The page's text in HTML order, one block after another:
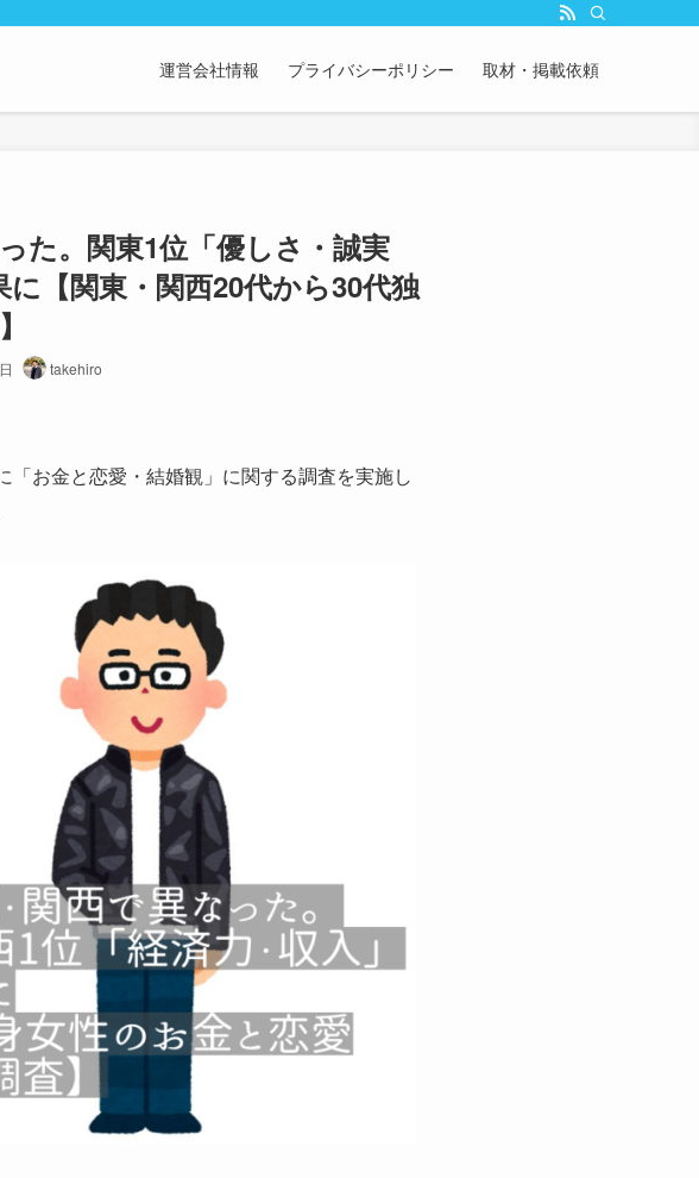
運営会社情報 プライバシーポリシー 取材・掲載依頼
た。関東1位「優しさ・誠実
【関東・関西20代から30代独
takehiro
お金と恋愛・結婚観」に関する調査を実施し